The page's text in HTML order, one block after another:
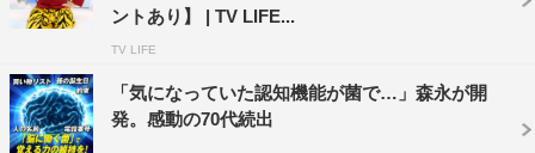
ントあり】 | TV LIFE...
TV LIFE
「気になっていた認知機能が菌で…」森永が開
発。感動の70代続出